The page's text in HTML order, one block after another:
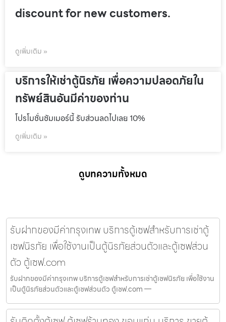
discount for new customers.
ดูเพิ่มเติม »
บริการให้เช่าตู้นิรภัย เพื่อความปลอดภัยใน
ทรัพย์สินอันมีค่าของท่าน
โปรโมชั่นชัมเมอร์นี้ รับส่วนลดไปเลย 10%
ดูเพิ่มเติม »
ดูบทความทั้งหมด
รับฝากของมีค่ากรุงเทพ บริการตู้เซฟสำหรับการเช่าตู้
เซฟนิรภัย เพื่อใช้งานเป็นตู้นิรภัยส่วนตัวและตู้เซฟส่วน
ตัว ตู้เซฟ.com
รับฝากของมีค่ากรุงเทพ บริการตู้เซฟสำหรับการเช่าตู้เซฟนิรภัย เพื่อใช้งาน
เป็นตู้นิรภัยส่วนตัวและตู้เซฟส่วนตัว ตู้เซฟ.com —